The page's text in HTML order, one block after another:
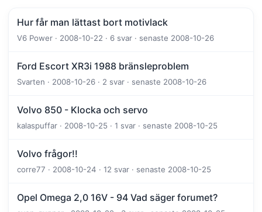
Hur får man lättast bort motivlack
V6 Power · 2008-10-22 · 6 svar · senaste 2008-10-26
Ford Escort XR3i 1988 bränsleproblem
Svarten · 2008-10-26 · 2 svar · senaste 2008-10-26
Volvo 850 - Klocka och servo
kalaspuffar · 2008-10-25 · 1 svar · senaste 2008-10-25
Volvo frågor!!
corre77 · 2008-10-24 · 12 svar · senaste 2008-10-25
Opel Omega 2,0 16V - 94 Vad säger forumet?